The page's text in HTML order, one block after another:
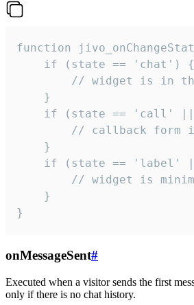
function
    if (state == 'chat') {
// widget is in
    }
if (state == 'call'
// callback form
    }
if (state == 'label'
// widget is
    }
}
onMessageSent#
Executed when a visitor sends the first
only if there is no chat history.